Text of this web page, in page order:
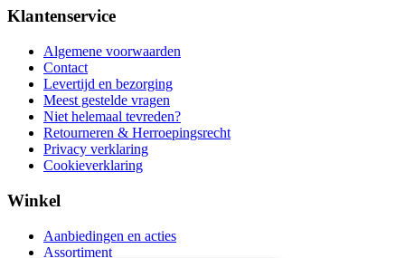
Klantenservice
Algemene voorwaarden
Contact
Levertijd en bezorging
Meest gestelde vragen
Niet helemaal tevreden?
Retourneren & Herroepingsrecht
Privacy verklaring
Cookieverklaring
Winkel
Aanbiedingen en acties
Assortiment